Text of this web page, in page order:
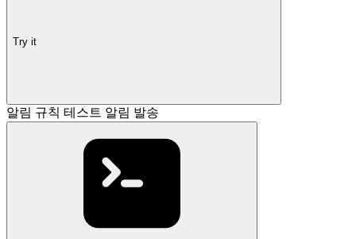
Try it
알림 규칙 테스트 알림 발송